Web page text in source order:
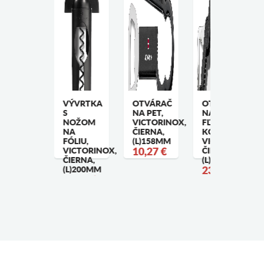
VÝVRTKA
S
NOŽOM
NA
FÓLIU,
VICTORINOX,
ČIERNA,
(L)200MM
OTVÁRAČ
NA PET,
VICTORINOX,
ČIERNA,
(L)158MM
10,27 €
OTVÁRAČ
NA
FĽAŠE A
KONZERVY,
VICTORINOX,
ČIERNA,
(L)178MM
23,37 €